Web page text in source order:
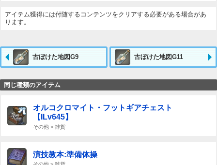
アイテム獲得には付随するコンテンツをクリアする必要がある場合があ
ります。
古ぼけた地図G9 古ぼけた地図G11
同じ種類のアイテム
オルコクロマイト・フットギアチェスト
【ILv645】
その他 > 雑貨
演技教本:準備体操